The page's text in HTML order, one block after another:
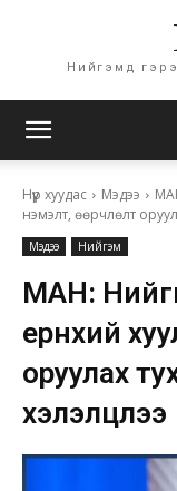
Нийгэмд
Нүүр хуудас Мэдээ
нэмэлт, өөрчлөлт
Мэдээ Нийгэм
МАН:
ерөнхий
оруулах
хэлэлцлээ